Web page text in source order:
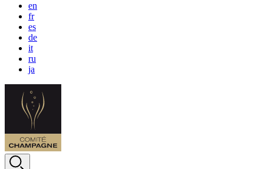
en
fr
es
de
it
ru
ja